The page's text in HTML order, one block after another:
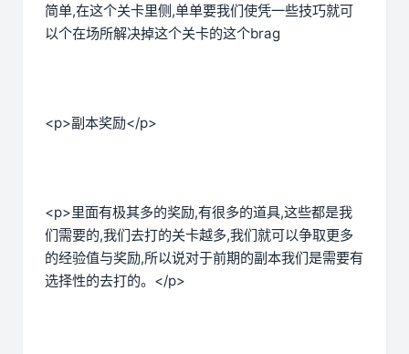
简单,在这个关卡里侧,单单要我们使凭一些技巧就可
以个在场所解决掉这个关卡的这个brag
<p>副本奖励</p>
<p>里面有极其多的奖励,有很多的道具,这些都是我
们需要的,我们去打的关卡越多,我们就可以争取更多
的经验值与奖励,所以说对于前期的副本我们是需要有
选择性的去打的。</p>